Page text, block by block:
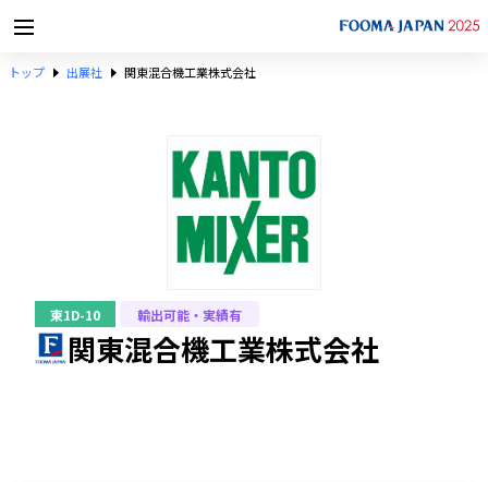
トップ 出展社 関東混合機工業株式会社
東1D-10 輸出可能・実績有
関東混合機工業株式会社